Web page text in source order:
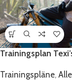
Trainingsplan
Trainingspläne, Alle